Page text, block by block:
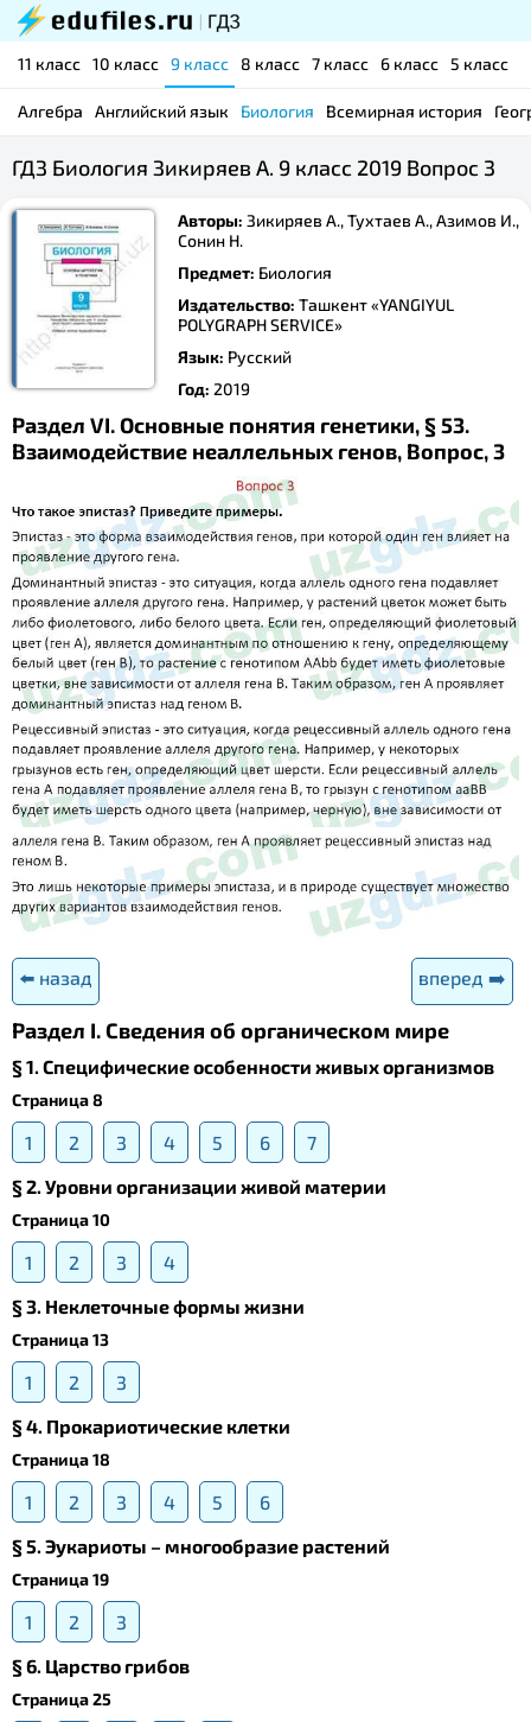
11 класс 10 класс 9 класс 8 класс 7 класс 6 класс 5 класс
Алгебра Английский язык Биология Всемирная история
ГДЗ Биология Зикиряев А. 9 класс 2019 Вопрос 3
Авторы: Зикиряев А., Тухтаев А., Азимов И.,
Сонин Н.
Предмет: Биология
Издательство: Ташкент «YANGIYUL
POLYGRAPH SERVICE»
Язык: Русский
Год: 2019
Раздел VI. Основные понятия генетики, § 53.
Взаимодействие неаллельных генов, Вопрос, 3
⬅️ назад вперед ➡️
Раздел I. Сведения об органическом мире
§ 1. Специфические особенности живых организмов
Страница 8
1 2 3 4 5 6
7
§ 2. Уровни организации живой материи
Страница 10
1 2 3
4
§ 3. Неклеточные формы жизни
Страница 13
1 2
3
§ 4. Прокариотические клетки
Страница 18
1 2 3 4 5
6
§ 5. Эукариоты – многообразие растений
Страница 19
1 2
3
§ 6. Царство грибов
Страница 25